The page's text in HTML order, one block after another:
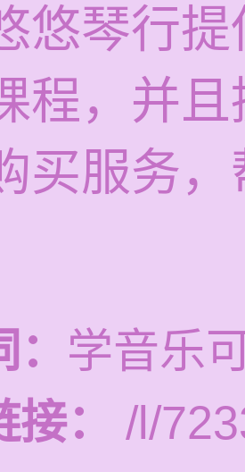
悠琴行
程，并
买服务
学音乐
：
/l/